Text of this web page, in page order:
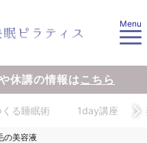
Menu
休講の情報はこちら
る睡眠術 1day講座
の美容液